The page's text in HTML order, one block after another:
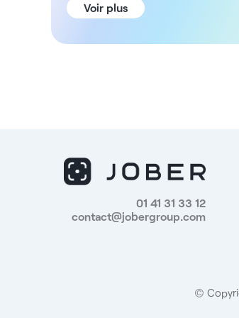
ADN de la structure Cette clinique
disposant d'une surface de 2 100 m²
dermatologie, médecine interne,
curiethérapie. L'équipe
importante et structurée, avec
vétérinaires dont neuf spécialistes,
assistants vétérinaires, huit
Enfin, la ville de Villenave-d'Ornon
vie agréable à proximité de
Voir plus
01 41 31 33 12
contact@jobergroup.com
©